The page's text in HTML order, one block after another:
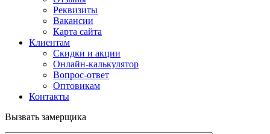
Реквизиты
Вакансии
Карта сайта
Клиентам
Скидки и акции
Онлайн-калькулятор
Вопрос-ответ
Оптовикам
Контакты
Вызвать замерщика